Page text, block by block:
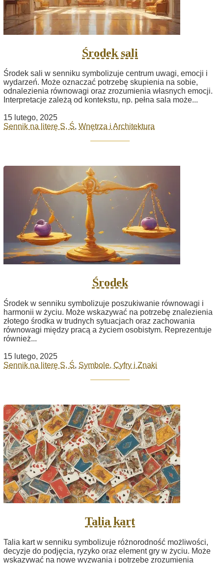
Środek sali
Środek sali w senniku symbolizuje centrum uwagi, emocji i
wydarzeń. Może oznaczać potrzebę skupienia na sobie,
odnalezienia równowagi oraz zrozumienia własnych emocji.
Interpretacje zależą od kontekstu, np. pełna sala może...
15 lutego, 2025
Sennik na literę S, Ś, Wnętrza i Architektura
Środek
Środek w senniku symbolizuje poszukiwanie równowagi i
harmonii w życiu. Może wskazywać na potrzebę znalezienia
złotego środka w trudnych sytuacjach oraz zachowania
równowagi między pracą a życiem osobistym. Reprezentuje
również...
15 lutego, 2025
Sennik na literę S, Ś, Symbole, Cyfry i Znaki
Talia kart
Talia kart w senniku symbolizuje różnorodność możliwości,
decyzje do podjęcia, ryzyko oraz element gry w życiu. Może
wskazywać na nowe wyzwania i potrzebę zrozumienia